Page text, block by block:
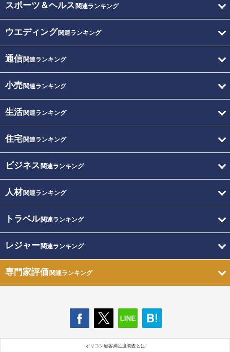
スポーツ＆ヘルス 関連ランキング
ウエディング関連ランキング
通信関連ランキング
小売関連ランキング
生活関連ランキング
住宅関連ランキング
ビジネス 関連ランキング
人材関連ランキング
トラベル関連ランキング
レジャー関連ランキング
専門家評価関連ランキング
オリコン顧客満足度調査とは